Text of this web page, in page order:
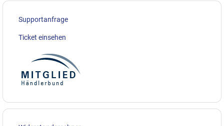
Supportanfrage
Ticket einsehen